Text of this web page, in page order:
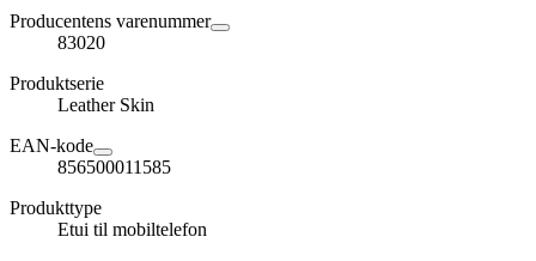
Producentens varenummer
83020
Produktserie
Leather Skin
EAN-kode
856500011585
Produkttype
Etui til mobiltelefon